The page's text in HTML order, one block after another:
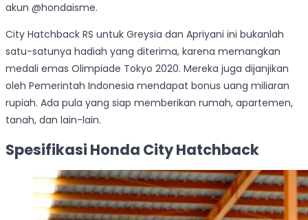
akun @hondaisme.
City Hatchback RS untuk Greysia dan Apriyani ini bukanlah
satu-satunya hadiah yang diterima, karena memangkan
medali emas Olimpiade Tokyo 2020. Mereka juga dijanjikan
oleh Pemerintah Indonesia mendapat bonus uang miliaran
rupiah. Ada pula yang siap memberikan rumah, apartemen,
tanah, dan lain-lain.
Spesifikasi Honda City Hatchback